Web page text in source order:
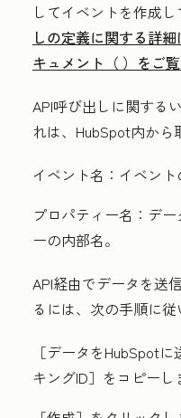
してイベントを作成し
しの定義に関する詳
キュメント（ ）をご覧
API呼び出しに関する
れは、HubSpot内から
イベント名： イベント
プロパティー名： デ
ーの内部名。
API経由でデータを送
るには、次の手順に従
［データをHubSpot
キングID］ をコピーし